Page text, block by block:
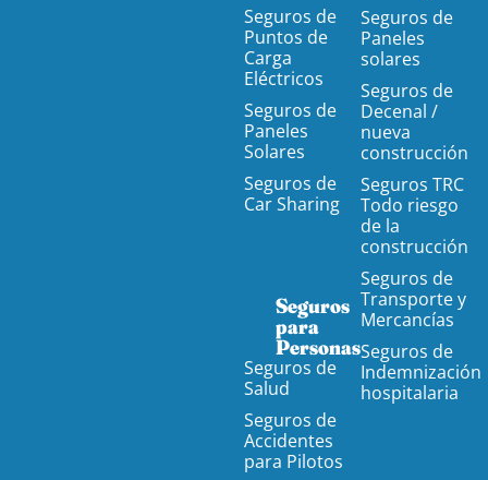
Seguros de
Puntos de
Carga
Eléctricos
Seguros de
Paneles
Solares
Seguros de
Car Sharing
Seguros
para
Personas
Seguros de
Salud
Seguros de
Accidentes
para Pilotos
Seguros de
Paneles
solares
Seguros de
Decenal /
nueva
construcción
Seguros TRC
Todo riesgo
de la
construcción
Seguros de
Transporte y
Mercancías
Seguros de
Indemnización
hospitalaria